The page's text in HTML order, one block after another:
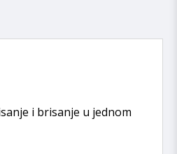
i brisanje u jednom